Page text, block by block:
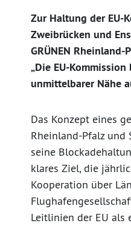
Zur Haltung der EU-
Zweibrücken und
GRÜNEN Rheinland-
„Die EU-
unmittelbarer Nähe
Das Konzept eines
Rheinland-Pfalz und
seine
klares Ziel, die
Kooperation über
Leitlinien der EU als